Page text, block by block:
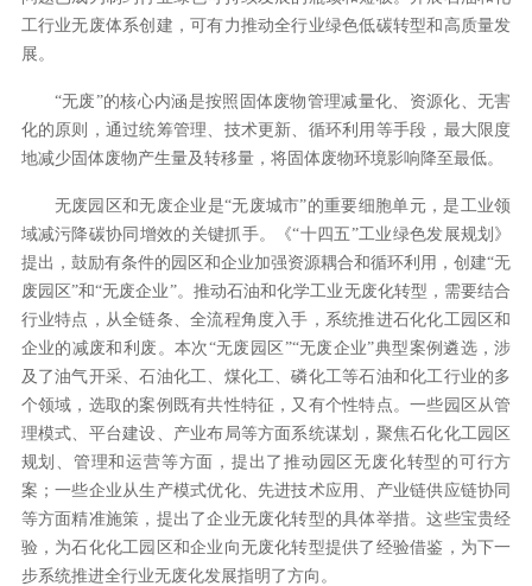
工行业无废体系创建，可有力推动全行业绿色低碳转型和高质量发
展。
“无废”的核心内涵是按照固体废物管理减量化、资源化、无害
化的原则，通过统筹管理、技术更新、循环利用等手段，最大限度
地减少固体废物产生量及转移量，将固体废物环境影响降至最低。
无废园区和无废企业是“无废城市”的重要细胞单元，是工业领
域减污降碳协同增效的关键抓手。《“十四五”工业绿色发展规划》
提出，鼓励有条件的园区和企业加强资源耦合和循环利用，创建“无
废园区”和“无废企业”。推动石油和化学工业无废化转型，需要结合
行业特点，从全链条、全流程角度入手，系统推进石化化工园区和
企业的减废和利废。本次“无废园区”“无废企业”典型案例遴选，涉
及了油气开采、石油化工、煤化工、磷化工等石油和化工行业的多
个领域，选取的案例既有共性特征，又有个性特点。一些园区从管
理模式、平台建设、产业布局等方面系统谋划，聚焦石化化工园区
规划、管理和运营等方面，提出了推动园区无废化转型的可行方
案；一些企业从生产模式优化、先进技术应用、产业链供应链协同
等方面精准施策，提出了企业无废化转型的具体举措。这些宝贵经
验，为石化化工园区和企业向无废化转型提供了经验借鉴，为下一
步系统推进全行业无废化发展指明了方向。